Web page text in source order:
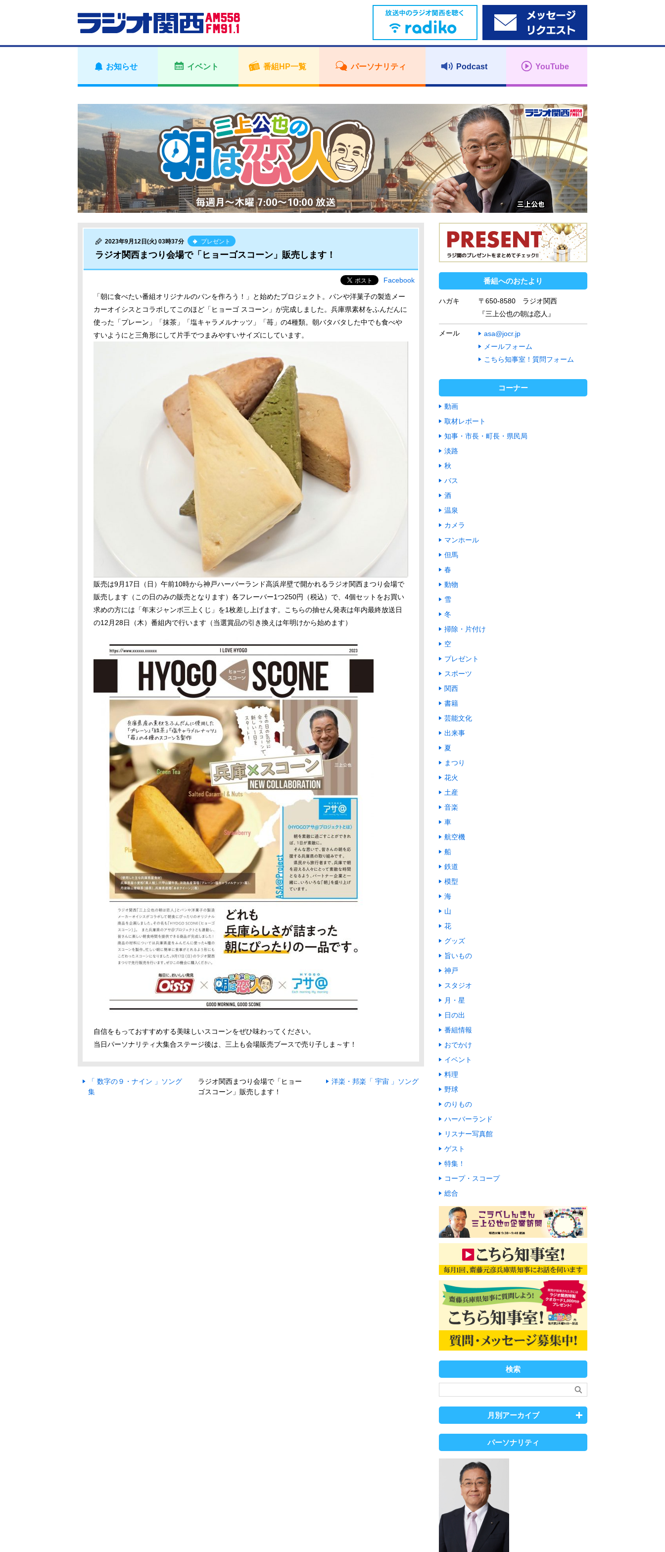
お知らせ イベント 番組HP一覧 パーソナリティ Podcast YouTube
2023年9月12日(火) 03時37分 プレゼント
ラジオ関西まつり会場で「ヒョーゴスコーン」販売します！
Facebook
「朝に食べたい番組オリジナルのパンを作ろう！」と始めたプロジェクト。パンや洋菓子の製造メー
カーオイシスとコラボしてこのほど「ヒョーゴ スコーン」が完成しました。兵庫県素材をふんだんに
使った「プレーン」「抹茶」「塩キャラメルナッツ」「苺」の4種類。朝バタバタした中でも食べや
すいようにと三角形にして片手でつまみやすいサイズにしています。
販売は9月17日（日）午前10時から神戸ハーバーランド高浜岸壁で開かれるラジオ関西まつり会場で
販売します（この日のみの販売となります）各フレーバー1つ250円（税込）で、4個セットをお買い
求めの方には「年末ジャンボ三上くじ」を1枚差し上げます。こちらの抽せん発表は年内最終放送日
の12月28日（木）番組内で行います（当選賞品の引き換えは年明けから始めます）
自信をもっておすすめする美味しいスコーンをぜひ味わってください。
当日パーソナリティ大集合ステージ後は、三上も会場販売ブースで売り子しま～す！
「 数字の９・ナイン 」ソング
集
ラジオ関西まつり会場で「ヒョー
ゴスコーン」販売します！
洋楽・邦楽「 宇宙 」ソング
番組へのおたより
ハガキ
〒650-8580 ラジオ関西
『三上公也の朝は恋人』
メール
asa@jocr.jp
メールフォーム
こちら知事室！質問フォーム
コーナー
動画
取材レポート
知事・市長・町長・県民局
淡路
秋
バス
酒
温泉
カメラ
マンホール
但馬
春
動物
雪
冬
掃除・片付け
空
プレゼント
スポーツ
関西
書籍
芸能文化
出来事
夏
まつり
花火
土産
音楽
車
航空機
船
鉄道
模型
海
山
花
グッズ
旨いもの
神戸
スタジオ
月・星
日の出
番組情報
おでかけ
イベント
料理
野球
のりもの
ハーバーランド
リスナー写真館
ゲスト
特集！
コープ・スコープ
総合
検索
月別アーカイブ
パーソナリティ